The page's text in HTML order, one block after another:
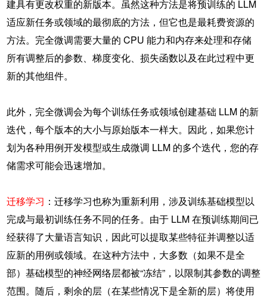
建具有更改权重的新版本。虽然这种方法是将预训练的 LLM
适应新任务或领域的最彻底的方法，但它也是最耗费资源的
方法。完全微调需要大量的 CPU 能力和内存来处理和存储
所有调整后的参数、梯度变化、损失函数以及在此过程中更
新的其他组件。
此外，完全微调会为每个训练任务或领域创建基础 LLM 的新
迭代，每个版本的大小与原始版本一样大。因此，如果您计
划为各种用例开发模型或生成微调 LLM 的多个迭代，您的存
储需求可能会迅速增加。
迁移学习 ：迁移学习也称为重新利用，涉及训练基础模型以
完成与最初训练任务不同的任务。由于 LLM 在预训练期间已
经获得了大量语言知识，因此可以提取某些特征并调整以适
应新的用例或领域。在这种方法中，大多数（如果不是全
部）基础模型的神经网络层都被“冻结”，以限制其参数的调整
范围。随后，剩余的层（在某些情况下是全新的层）将使用